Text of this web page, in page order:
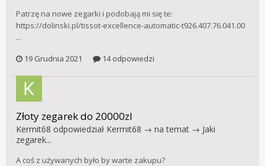
Patrzę na nowe zegarki i podobają mi się te:
https://dolinski.pl/tissot-excellence-automatic-t926.407.76.041.00
...
19 Grudnia 2021
14 odpowiedzi
Złoty zegarek do 20000zl
Kermit68 odpowiedział Kermit68 → na temat → Jaki
zegarek...
A coś z używanych było by warte zakupu?